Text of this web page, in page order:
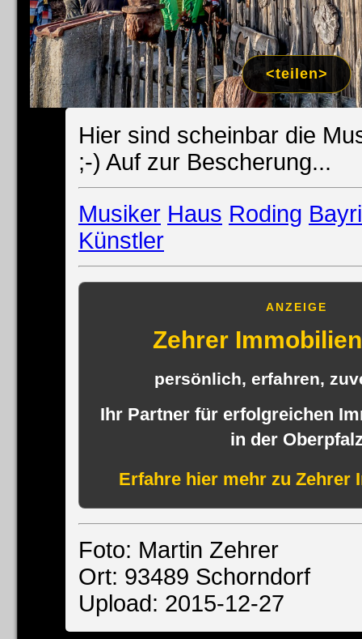
<teilen>
Hier sind scheinbar die
;-) Auf zur Bescherung...
Musiker Haus Roding
Künstler
ANZEIGE
Zehrer
persönlich, erfahren,
Ihr Partner für erfolgreichen
in der
Erfahre hier mehr zu Zehrer
Foto: Martin Zehrer
Ort: 93489 Schorndorf
Upload: 2015-12-27